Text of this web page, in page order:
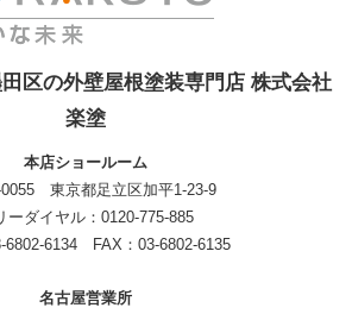
区の外壁屋根塗装専門店 株式会社
楽塗
本店ショールーム
東京都足立区加平1-23-9
ーダイヤル：0120-775-885
6802-6134 FAX：03-6802-6135
名古屋営業所